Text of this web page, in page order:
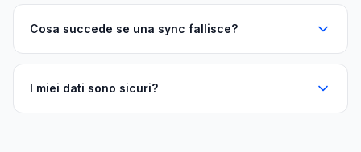
Cosa succede se una sync fallisce?
I miei dati sono sicuri?